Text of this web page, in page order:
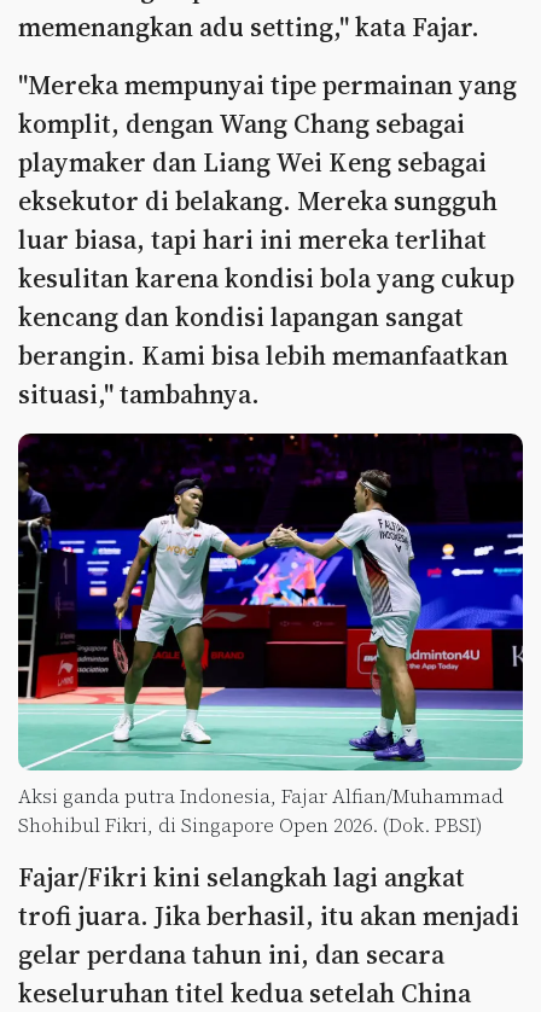
memenangkan adu setting," kata Fajar.
"Mereka mempunyai tipe permainan yang
komplit, dengan Wang Chang sebagai
playmaker dan Liang Wei Keng sebagai
eksekutor di belakang. Mereka sungguh
luar biasa, tapi hari ini mereka terlihat
kesulitan karena kondisi bola yang cukup
kencang dan kondisi lapangan sangat
berangin. Kami bisa lebih memanfaatkan
situasi," tambahnya.
Aksi ganda putra Indonesia, Fajar Alfian/Muhammad
Shohibul Fikri, di Singapore Open 2026. (Dok. PBSI)
Fajar/Fikri kini selangkah lagi angkat
trofi juara. Jika berhasil, itu akan menjadi
gelar perdana tahun ini, dan secara
keseluruhan titel kedua setelah China